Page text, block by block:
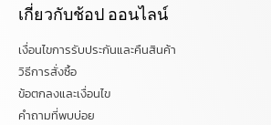
เกี่ยวกับช้อป ออนไลน์
เงื่อนไขการรับประกันและคืนสินค้า
วิธีการสั่งซื้อ
ข้อตกลงและเงื่อนไข
คำถามที่พบบ่อย